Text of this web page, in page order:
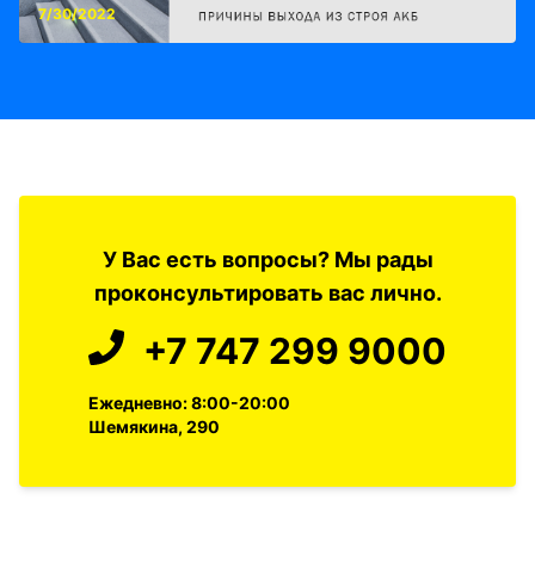
7/30/2022
У Вас есть вопросы? Мы рады
проконсультировать вас лично.
+7 747 299 9000
Ежедневно: 8:00-20:00
Шемякина, 290